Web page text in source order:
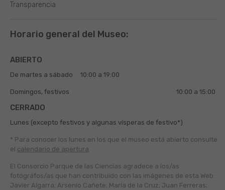
Transparencia
Horario general del Museo:
ABIERTO
De martes a sábado 10:00 a 19:00
Domingos, festivos 10:00 a 15:00
CERRADO
Lunes (excepto festivos y algunas vísperas de festivo*)
* Para conocer los lunes en los que el museo está abierto consulte
el calendario de apertura
El Consorcio Parque de las Ciencias agradece a los/as
fotógráfos/as que han contribuido con las imágenes de esta Web:
Javier Algarra; Arsenio Cañete; María de la Cruz; Juan Ferreras;